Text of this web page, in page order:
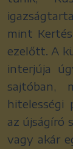
mint
ezelőtt. A
interjúja
sajtóban,
hitelességi
az újságíró
vagy akár